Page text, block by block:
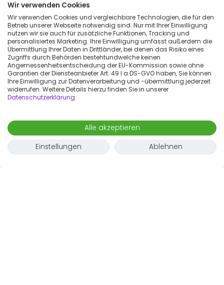
apple
Wir verwenden Cookies
Wir verwenden Cookies und vergleichbare Technologien, die für den
Betrieb unserer Webseite notwendig sind. Nur mit Ihrer Einwilligung
nutzen wir sie auch für zusätzliche Funktionen, Tracking und
personalisiertes Marketing. Ihre Einwilligung umfasst außerdem die
Übermittlung Ihrer Daten in Drittländer, bei denen das Risiko eines
Zugriffs durch Behörden bestehtundwelche keinen
Angemessenheitsentscheidung der EU-Kommission sowie ohne
Garantien der Diensteanbieter Art. 49 I a DS-GVO haben, Sie können
Ihre Einwilligung zur Datenverarbeitung und -übermittlung jederzeit
widerrufen. Weitere Details hierzu finden Sie in unserer
Datenschutzerklärung.
Alle akzeptieren
Einstellungen
Ablehnen